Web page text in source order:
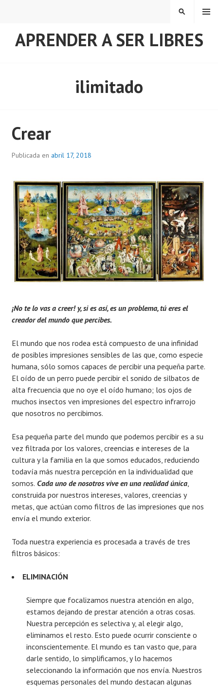
APRENDER A SER LIBRES
MENÚ
BUSCAR
ilimitado
Crear
Publicada en abril 17, 2018
¡No te lo vas a creer! y, si es así, es un problema, tú eres el
creador del mundo que percibes.
El mundo que nos rodea está compuesto de una infinidad
de posibles impresiones sensibles de las que, como especie
humana, sólo somos capaces de percibir una pequeña parte.
El oído de un perro puede percibir el sonido de silbatos de
alta frecuencia que no oye el oído humano; los ojos de
muchos insectos ven impresiones del espectro infrarrojo
que nosotros no percibimos.
Esa pequeña parte del mundo que podemos percibir es a su
vez filtrada por los valores, creencias e intereses de la
cultura y la familia en la que somos educados, reduciendo
todavía más nuestra percepción en la individualidad que
somos. Cada uno de nosotros vive en una realidad única
construida por nuestros intereses, valores, creencias y
metas, que actúan como filtros de las impresiones que nos
envía el mundo exterior.
Toda nuestra experiencia es procesada a través de tres
filtros básicos:
ELIMINACIÓN
Siempre que focalizamos nuestra atención en algo,
estamos dejando de prestar atención a otras cosas.
Nuestra percepción es selectiva y, al elegir algo,
eliminamos el resto. Esto puede ocurrir consciente o
inconscientemente. El mundo es tan vasto que, para
darle sentido, lo simplificamos, y lo hacemos
seleccionando la información que nos envía. Nuestros
esquemas personales del mundo destacan algunas